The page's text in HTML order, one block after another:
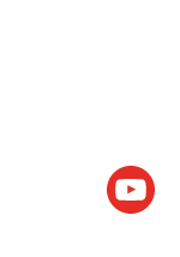
neuen Tab)